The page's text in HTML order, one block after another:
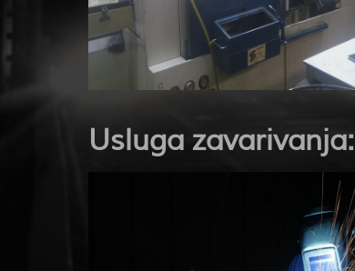
Usluga zavarivanja: